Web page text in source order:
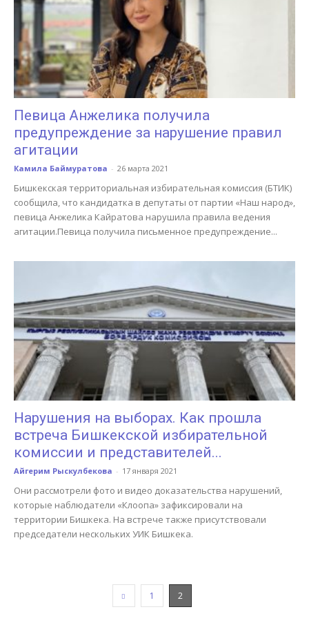
Певица Анжелика получила
предупреждение за нарушение правил
агитации
Камила Баймуратова - 26 марта 2021
Бишкекская территориальная избирательная комиссия (БТИК)
сообщила, что кандидатка в депутаты от партии «Наш народ»,
певица Анжелика Кайратова нарушила правила ведения
агитации.Певица получила письменное предупреждение...
Нарушения на выборах. Как прошла
встреча Бишкекской избирательной
комиссии и представителей...
Айгерим Рыскулбекова - 17 января 2021
Они рассмотрели фото и видео доказательства нарушений,
которые наблюдатели «Клоопа» зафиксировали на
территории Бишкека. На встрече также присутствовали
председатели нескольких УИК Бишкека.
1 2